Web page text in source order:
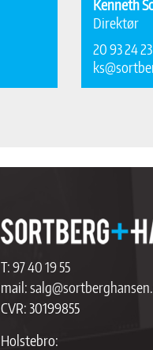
Kenneth
Direktør
20 93 24 23
T:97 40 19 55
mail:
CVR: 30199855
Holstebro: